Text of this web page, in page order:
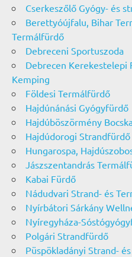
Cserkeszőlő Gyógy- és
Berettyóújfalu, Bihar
Termálfürdő
Debreceni Sportuszoda
Debrecen Kerekestelepi
Kemping
Földesi Termálfürdő
Hajdúnánási Gyógyfürdő
Hajdúböszörmény
Hajdúdorogi Strandfürdő
Hungarospa,
Jászszentandrás
Kabai Fürdő
Nádudvari Strand- és
Nyírbátori Sárkány
Nyíregyháza-
Polgári Strandfürdő
Püspökladányi Strand-